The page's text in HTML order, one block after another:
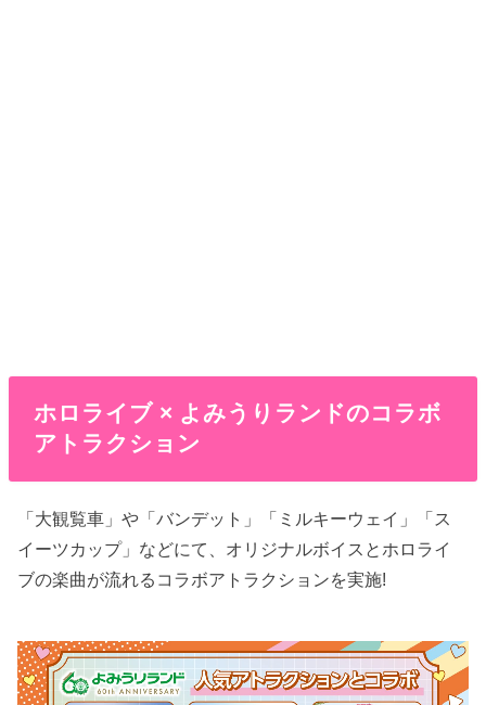
ホロライブ × よみうりランドのコラボ
アトラクション
「大観覧車」や「バンデット」「ミルキーウェイ」「ス
イーツカップ」などにて、オリジナルボイスとホロライ
ブの楽曲が流れるコラボアトラクションを実施!